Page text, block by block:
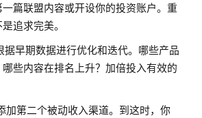
篇联盟内容或开设你的投资账户。重
追求完美。
据早期数据进行优化和迭代。哪些产品
些内容在排名上升？加倍投入有效的
加第二个被动收入渠道。到这时，你